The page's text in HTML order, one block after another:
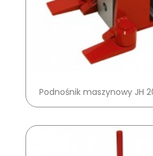
Podnośnik maszynowy JH